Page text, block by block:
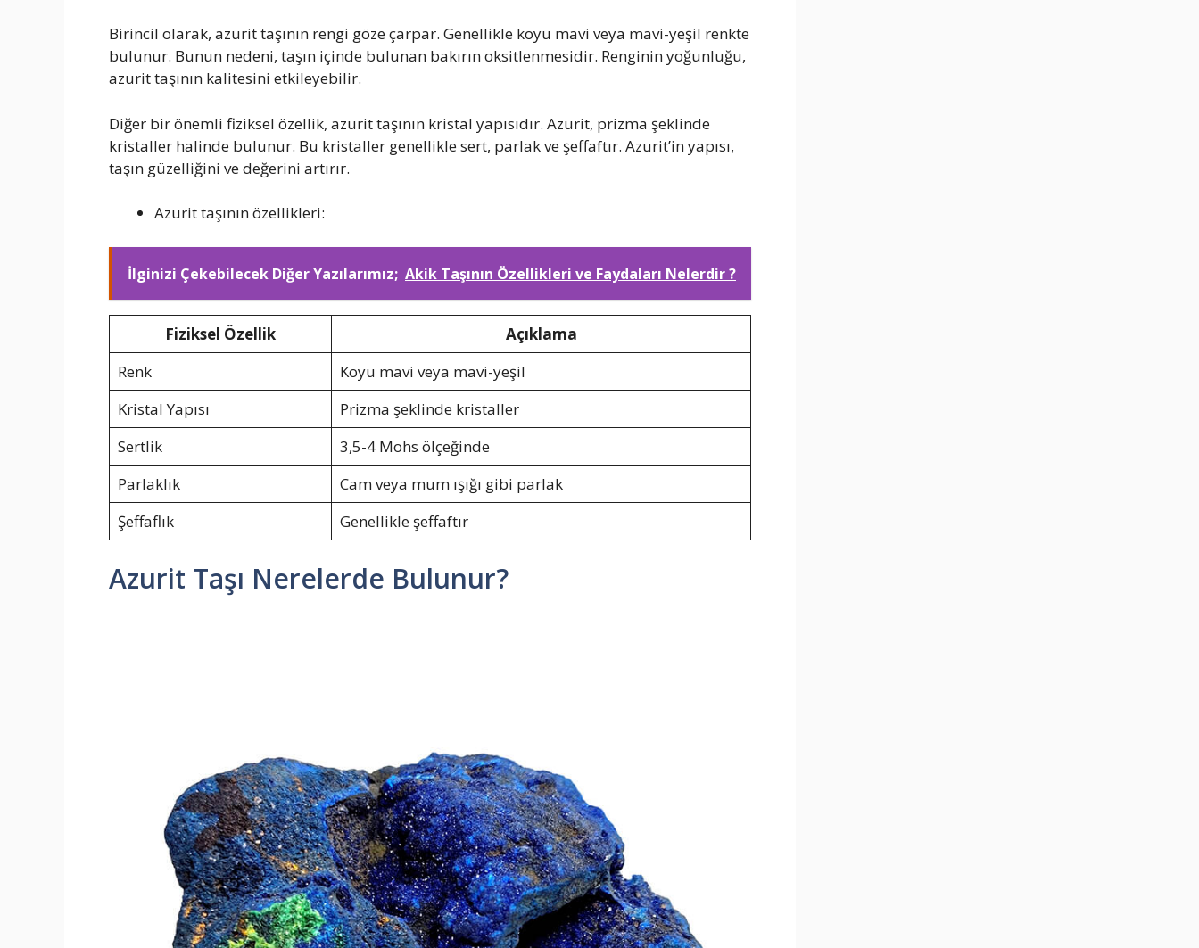
Birincil olarak, azurit taşının rengi göze çarpar. Genellikle koyu mavi veya mavi-yeşil renkte
bulunur. Bunun nedeni, taşın içinde bulunan bakırın oksitlenmesidir. Renginin yoğunluğu,
azurit taşının kalitesini etkileyebilir.
Diğer bir önemli fiziksel özellik, azurit taşının kristal yapısıdır. Azurit, prizma şeklinde
kristaller halinde bulunur. Bu kristaller genellikle sert, parlak ve şeffaftır. Azurit’in yapısı,
taşın güzelliğini ve değerini artırır.
Azurit taşının özellikleri:
İlginizi Çekebilecek Diğer Yazılarımız; Akik Taşının Özellikleri ve Faydaları Nelerdir ?
Fiziksel Özellik
Açıklama
Renk
Koyu mavi veya mavi-yeşil
Kristal Yapısı
Prizma şeklinde kristaller
Sertlik
3,5-4 Mohs ölçeğinde
Parlaklık
Cam veya mum ışığı gibi parlak
Şeffaflık
Genellikle şeffaftır
Azurit Taşı Nerelerde Bulunur?